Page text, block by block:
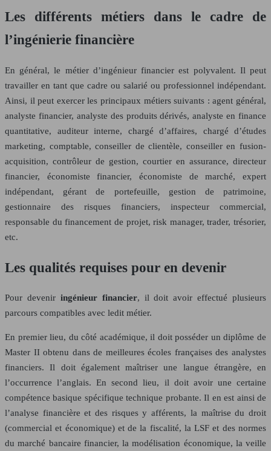
Les différents métiers dans le cadre de
l’ingénierie financière
En général, le métier d’ingénieur financier est polyvalent. Il peut
travailler en tant que cadre ou salarié ou professionnel indépendant.
Ainsi, il peut exercer les principaux métiers suivants : agent général,
analyste financier, analyste des produits dérivés, analyste en finance
quantitative, auditeur interne, chargé d’affaires, chargé d’études
marketing, comptable, conseiller de clientèle, conseiller en fusion-
acquisition, contrôleur de gestion, courtier en assurance, directeur
financier, économiste financier, économiste de marché, expert
indépendant, gérant de portefeuille, gestion de patrimoine,
gestionnaire des risques financiers, inspecteur commercial,
responsable du financement de projet, risk manager, trader, trésorier,
etc.
Les qualités requises pour en devenir
Pour deveniringénieur financier, il doit avoir effectué plusieurs
parcours compatibles avec ledit métier.
En premier lieu, du côté académique, il doit posséder un diplôme de
Master II obtenu dans de meilleures écoles françaises des analystes
financiers. Il doit également maîtriser une langue étrangère, en
l’occurrence l’anglais. En second lieu, il doit avoir une certaine
compétence basique spécifique technique probante. Il en est ainsi de
l’analyse financière et des risques y afférents, la maîtrise du droit
(commercial et économique) et de la fiscalité, la LSF et des normes
du marché bancaire financier, la modélisation économique, la veille